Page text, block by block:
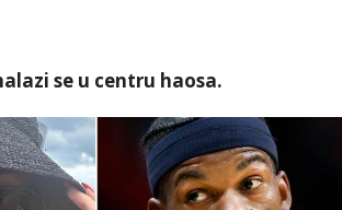
se u centru haosa.